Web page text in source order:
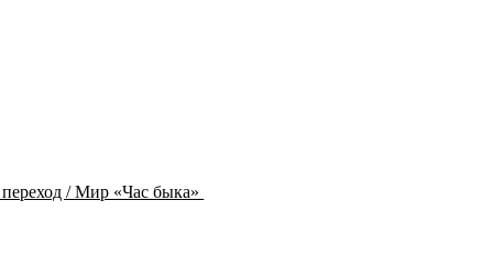
/ Мир «Час быка»